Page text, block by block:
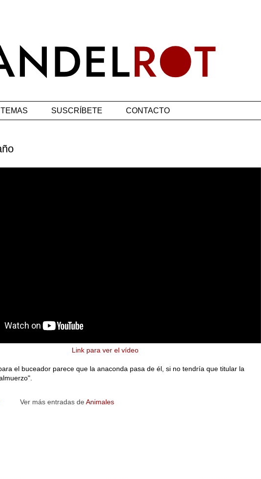
TEMAS SUSCRÍBETE CONTACTO
Link para ver el vídeo
el buceador parece que la anaconda pasa de él, si no tendría que titular la
Ver más entradas de Animales